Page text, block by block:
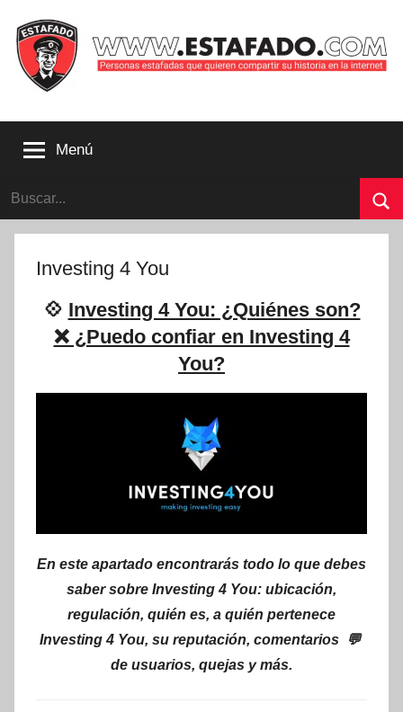
contenido
que
compartir
su
internet
Estafado.com
Menú
Buscar:
Investing 4 You
💠 Investing 4 You: ¿Quiénes son?
❌ ¿Puedo confiar en Investing 4
You?
En este apartado encontrarás todo lo que debes
saber sobre Investing 4 You: ubicación,
regulación, quién es, a quién pertenece
Investing 4 You, su reputación, comentarios 💬
de usuarios, quejas y más.